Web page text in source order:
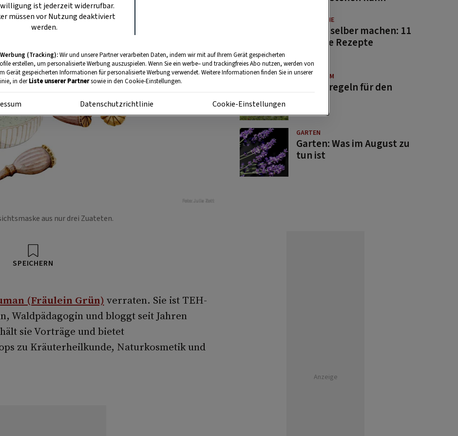
Foto: Julia Zott
aus nur drei Zuateten.
SPEICHERN
(Fräulein Grün) verraten. Sie ist TEH-
Waldpädagogin und bloggt seit Jahren
sie Vorträge und bietet
zu Kräuterheilkunde, Naturkosmetik und
GUTE KÜCHE
Saucen selber machen: 11
beliebte Rezepte
BRAUCHTUM
Bauernregeln für den
GARTEN
Garten: Was im August zu
tun ist
Anzeige
ist jederzeit widerrufbar.
müssen vor Nutzung deaktiviert
werden.
(Tracking):Wir und unsere Partner verarbeiten Daten, indem wir mit auf Ihrem Gerät gespeicherten
erstellen, um personalisierte Werbung auszuspielen. Wenn Sie ein werbe– und trackingfreies Abo nutzen, werden von
Gerät gespeicherten Informationen für personalisierte Werbung verwendet. Weitere Informationen finden Sie in unserer
in derListe unserer Partnersowie in den Cookie-Einstellungen.
Datenschutzrichtlinie Cookie-Einstellungen